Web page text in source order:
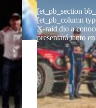
[et_pb_section
[et_pb_column
X-raid dio a
presentará tanto